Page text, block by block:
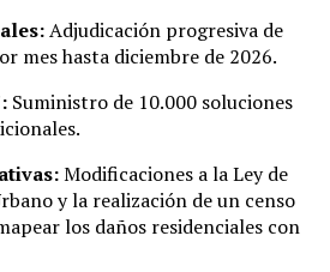
Adjudicación progresiva de
mes hasta diciembre de 2026.
Suministro de 10.000 soluciones
Modificaciones a la Ley de
y la realización de un censo
los daños residenciales con